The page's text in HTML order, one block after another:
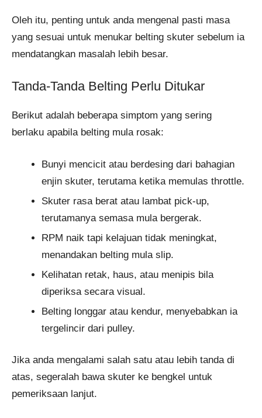
Oleh itu, penting untuk anda mengenal pasti masa
yang sesuai untuk menukar belting skuter sebelum ia
mendatangkan masalah lebih besar.
Tanda-Tanda Belting Perlu Ditukar
Berikut adalah beberapa simptom yang sering
berlaku apabila belting mula rosak:
Bunyi mencicit atau berdesing dari bahagian
enjin skuter, terutama ketika memulas throttle.
Skuter rasa berat atau lambat pick-up,
terutamanya semasa mula bergerak.
RPM naik tapi kelajuan tidak meningkat,
menandakan belting mula slip.
Kelihatan retak, haus, atau menipis bila
diperiksa secara visual.
Belting longgar atau kendur, menyebabkan ia
tergelincir dari pulley.
Jika anda mengalami salah satu atau lebih tanda di
atas, segeralah bawa skuter ke bengkel untuk
pemeriksaan lanjut.